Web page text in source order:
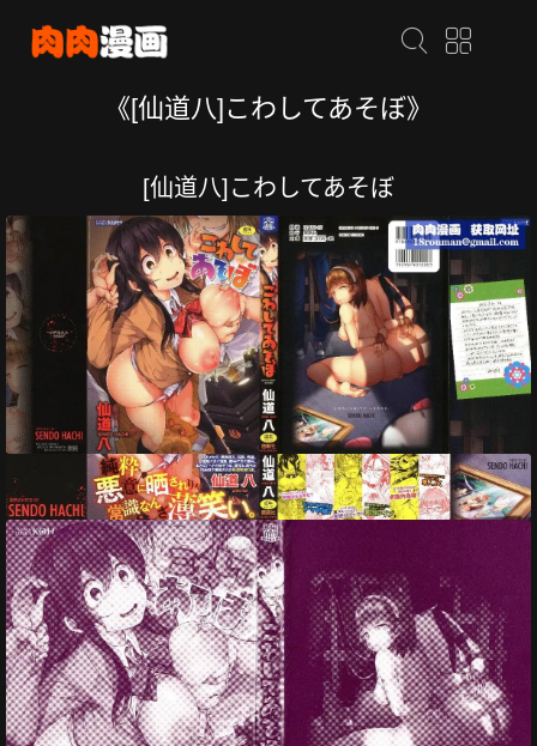
《[仙道八]こわしてあそぼ》
[仙道八]こわしてあそぼ